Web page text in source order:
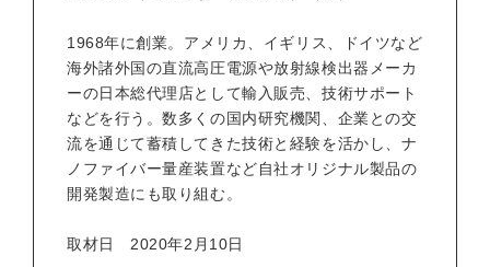
1968年に創業。アメリカ、イギリス、ドイツなど
海外諸外国の直流高圧電源や放射線検出器メーカ
ーの日本総代理店として輸入販売、技術サポート
などを行う。数多くの国内研究機関、企業との交
流を通じて蓄積してきた技術と経験を活かし、ナ
ノファイバー量産装置など自社オリジナル製品の
開発製造にも取り組む。
取材日 2020年2月10日